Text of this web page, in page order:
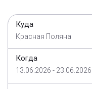
Куда
Красная Поляна
Когда
13.06.2026 - 23.06.2026